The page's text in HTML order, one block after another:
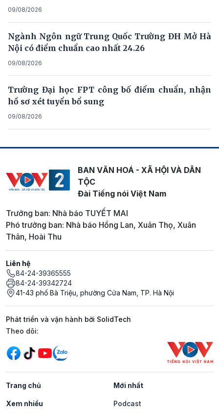
09/08/2026
Ngành Ngôn ngữ Trung Quốc Trường ĐH Mở Hà
Nội có điểm chuẩn cao nhất 24.26
09/08/2026
Trường Đại học FPT công bố điểm chuẩn, nhận
hồ sơ xét tuyển bổ sung
09/08/2026
BAN VĂN HOÁ - XÃ HỘI VÀ DÂN
TỘC
Đài Tiếng nói Việt Nam
Trưởng ban: Nhà báo TUYẾT MAI
Phó trưởng ban: Nhà báo Hồng Lan, Xuân Thọ, Xuân
Thân, Hoài Thu
Liên hệ
84-24-39365555
84-24-39342724
41-43 phố Bà Triệu, phường Cửa Nam, TP. Hà Nội
Phát triển và vận hành bởi SolidTech
Mạng xã hội
Theo dõi:
Trang chủ Mới nhất
Xem nhiều Podcast